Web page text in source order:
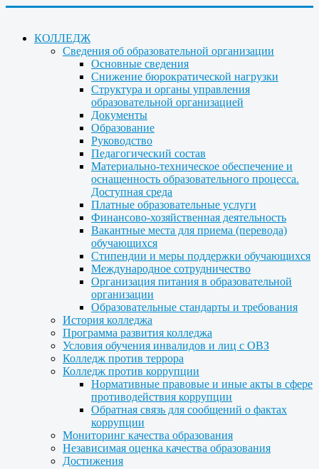
КОЛЛЕДЖ
Сведения об образовательной организации
Основные сведения
Снижение бюрократической нагрузки
Структура и органы управления
образовательной организацией
Документы
Образование
Руководство
Педагогический состав
Материально-техническое обеспечение и
оснащенность образовательного процесса.
Доступная среда
Платные образовательные услуги
Финансово-хозяйственная деятельность
Вакантные места для приема (перевода)
обучающихся
Стипендии и меры поддержки обучающихся
Международное сотрудничество
Организация питания в образовательной
организации
Образовательные стандарты и требования
История колледжа
Программа развития колледжа
Условия обучения инвалидов и лиц с ОВЗ
Колледж против террора
Колледж против коррупции
Нормативные правовые и иные акты в сфере
противодействия коррупции
Обратная связь для сообщений о фактах
коррупции
Мониторинг качества образования
Независимая оценка качества образования
Достижения